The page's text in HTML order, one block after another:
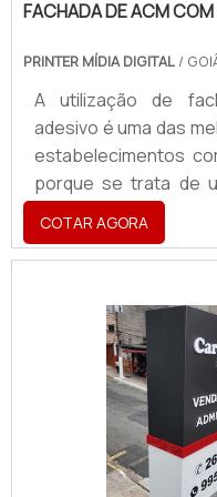
FACHADA DE ACM
PRINTER MÍDIA DIGITAL /
A utilização de
adesivo é uma das
estabelecimentos
porque se trata de
maleável que
praticidade de
e ângulos.garantia
exemplo, modelos
Além disso, ele
de cores, já que
utilizado com aço e
material
versátil.Justamente
sido usado nos
COTAR AGORA